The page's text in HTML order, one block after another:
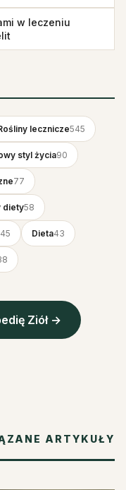
w leczeniu
lecznicze545
styl życia90
77
diety58
45 Dieta43
Ziół →
ARTYKUŁY